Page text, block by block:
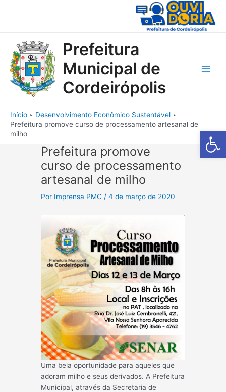
Barra de
Prefeitura
Municipal de
Cordeirópolis
Início
Desenvolvimento Econômico Sustentável
Prefeitura promove curso de processamento artesanal de
milho
Prefeitura promove
curso de processamento
artesanal de milho
Por Imprensa PMC /4 de março de 2020
Uma bela oportunidade para aqueles que
adoram milho e seus derivados. A Prefeitura
Municipal, através da Secretaria de